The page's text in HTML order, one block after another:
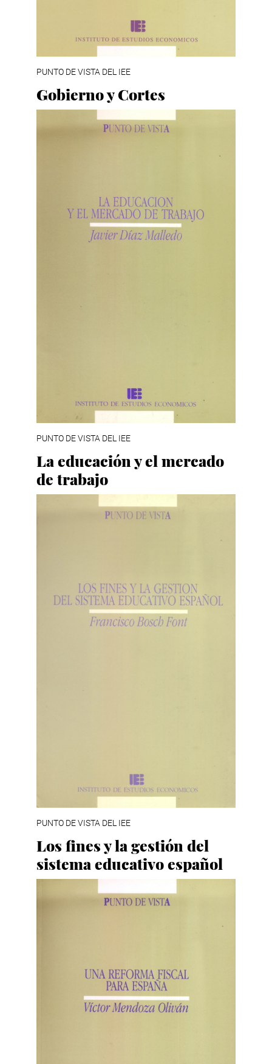
PUNTO DE VISTA DEL IEE
Gobierno y Cortes
PUNTO DE VISTA DEL IEE
La educación y el mercado
de trabajo
PUNTO DE VISTA DEL IEE
Los fines y la gestión del
sistema educativo español